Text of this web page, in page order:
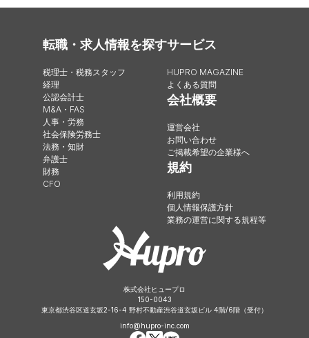
転職・求人情報を探す
税理士・税務スタッフ
経理
公認会計士
M&A・FAS
人事・労務
社会保険労務士
法務・知財
弁護士
財務
CFO
サービス
HUPRO MAGAZINE
よくある質問
会社概要
運営会社
お問い合わせ
ご掲載希望の企業様へ
規約
利用規約
個人情報保護方針
業務の運営に関する規程等
株式会社ヒュープロ
150-0043
東京都渋谷区道玄坂2-16-4 野村不動産渋谷道玄坂ビル 4階/6階（受付）
info@hupro-inc.com